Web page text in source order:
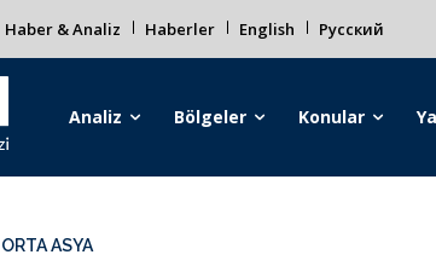
Haber & Analiz Haberler English Русский
Analiz Bölgeler Konular
ORTA ASYA